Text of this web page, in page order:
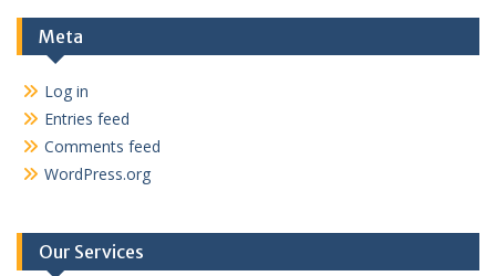
Meta
Log in
Entries feed
Comments feed
WordPress.org
Our Services